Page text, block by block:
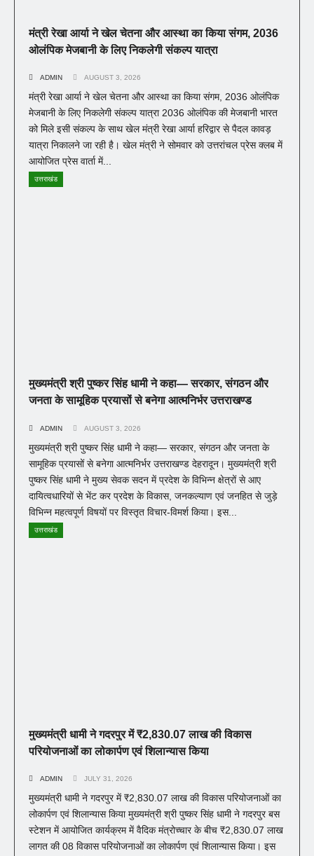
मंत्री रेखा आर्या ने खेल चेतना और आस्था का किया संगम, 2036
ओलंपिक मेजबानी के लिए निकलेगी संकल्प यात्रा
ADMIN AUGUST 3, 2026
मंत्री रेखा आर्या ने खेल चेतना और आस्था का किया संगम, 2036 ओलंपिक
मेजबानी के लिए निकलेगी संकल्प यात्रा 2036 ओलंपिक की मेजबानी भारत
को मिले इसी संकल्प के साथ खेल मंत्री रेखा आर्या हरिद्वार से पैदल कावड़
यात्रा निकालने जा रही है। खेल मंत्री ने सोमवार को उत्तरांचल प्रेस क्लब में
आयोजित प्रेस वार्ता में...
उत्तराखंड
मुख्यमंत्री श्री पुष्कर सिंह धामी ने कहा— सरकार, संगठन और
जनता के सामूहिक प्रयासों से बनेगा आत्मनिर्भर उत्तराखण्ड
ADMIN AUGUST 3, 2026
मुख्यमंत्री श्री पुष्कर सिंह धामी ने कहा— सरकार, संगठन और जनता के
सामूहिक प्रयासों से बनेगा आत्मनिर्भर उत्तराखण्ड देहरादून। मुख्यमंत्री श्री
पुष्कर सिंह धामी ने मुख्य सेवक सदन में प्रदेश के विभिन्न क्षेत्रों से आए
दायित्वधारियों से भेंट कर प्रदेश के विकास, जनकल्याण एवं जनहित से जुड़े
विभिन्न महत्वपूर्ण विषयों पर विस्तृत विचार-विमर्श किया। इस...
उत्तराखंड
मुख्यमंत्री धामी ने गदरपुर में ₹2,830.07 लाख की विकास
परियोजनाओं का लोकार्पण एवं शिलान्यास किया
ADMIN JULY 31, 2026
मुख्यमंत्री धामी ने गदरपुर में ₹2,830.07 लाख की विकास परियोजनाओं का
लोकार्पण एवं शिलान्यास किया मुख्यमंत्री श्री पुष्कर सिंह धामी ने गदरपुर बस
स्टेशन में आयोजित कार्यक्रम में वैदिक मंत्रोच्चार के बीच ₹2,830.07 लाख
लागत की 08 विकास परियोजनाओं का लोकार्पण एवं शिलान्यास किया। इस